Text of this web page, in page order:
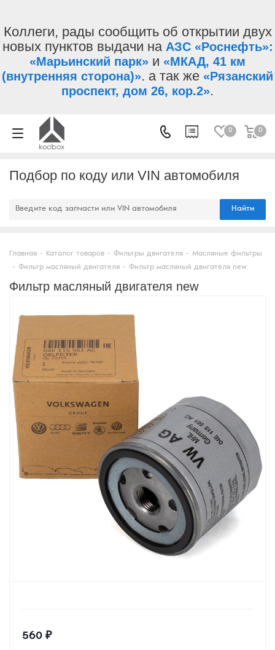
Коллеги, рады сообщить об открытии двух
новых пунктов выдачи на АЗС «Роснефть»:
«Марьинский парк» и «МКАД, 41 км
(внутренняя сторона)». а так же «Рязанский
проспект, дом 26, кор.2».
0 0
Подбор по коду или VIN автомобиля
Найти
Главная - Каталог товаров - Фильтры двигателя - Масляные фильтры
- Фильтр масляный двигателя - Фильтр масляный двигателя new
Фильтр масляный двигателя new
560 ₽